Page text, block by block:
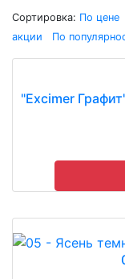
Сортировка: По цене
акции
По
"Excimer